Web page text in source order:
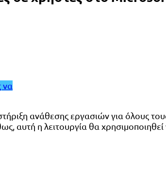
ανάθεσης εργασιών για όλους
αυτή η λειτουργία θα